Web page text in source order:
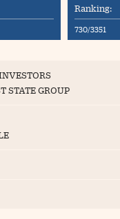
Ranking:
730/3351
STATE GROUP